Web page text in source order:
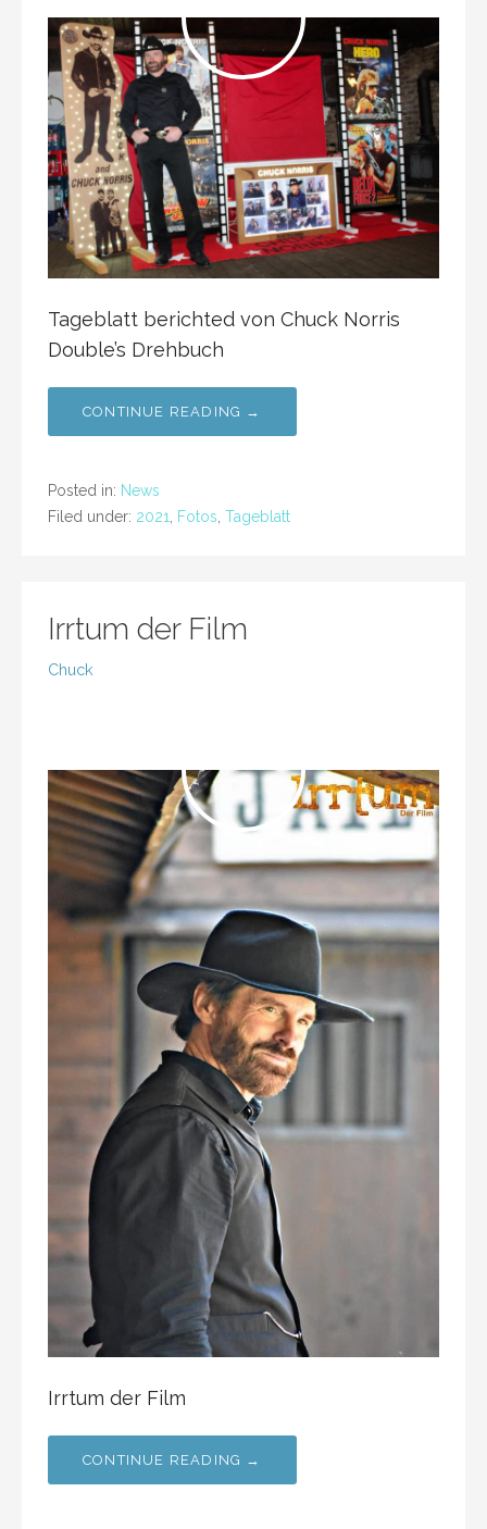
Tageblatt berichted von Chuck Norris
Double’s Drehbuch
CONTINUE READING →
Posted in: News
Filed under: 2021 Fotos Tageblatt
Irrtum der Film
Chuck
Irrtum der Film
CONTINUE READING →